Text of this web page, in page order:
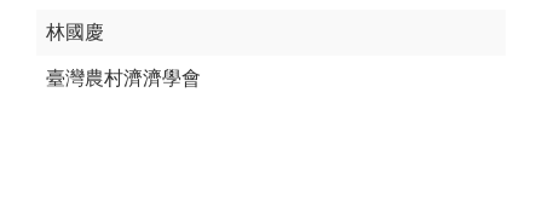
林國慶
臺灣農村濟濟學會